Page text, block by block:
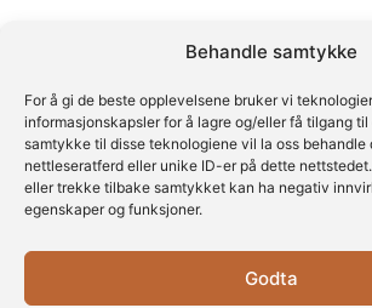
Behandle samtykke
For å gi de beste opplevelsene bruker vi
informasjonskapsler for å lagre og/eller få tilgang
samtykke til disse teknologiene vil la oss behandle
nettleseratferd eller unike ID-er på dette
eller trekke tilbake samtykket kan ha negativ
egenskaper og funksjoner.
Godta